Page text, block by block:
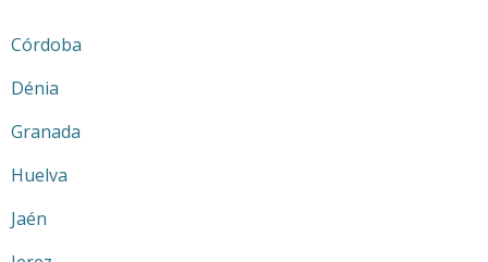
Córdoba
Dénia
Granada
Huelva
Jaén